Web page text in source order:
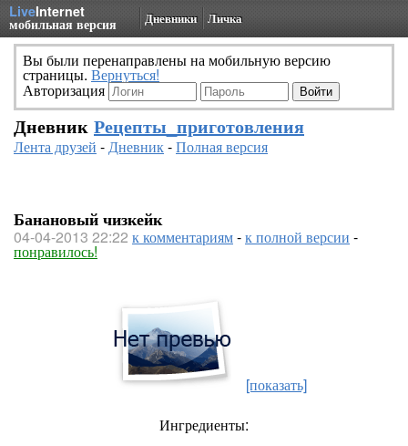
LiveInternet
мобильная версия Дневники Личка
Вы были перенаправлены на мобильную версию
страницы. Вернуться!
Авторизация
Дневник Рецепты_приготовления
Лента друзей -Дневник-Полная версия
Банановый чизкейк
04-04-2013 22:22 к комментариям-к полной версии -
понравилось!
[показать]
Ингредиенты: